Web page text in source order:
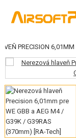
KATEGÓRIE
AIRSOFTOVÉ
VZDUCHOVÉ
GRANÁTOMETY,
PRECISION